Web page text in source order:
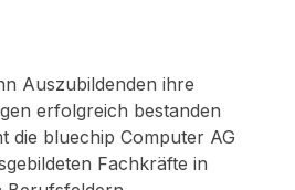
Auszubildenden ihre
erfolgreich bestanden
die bluechip Computer AG
Fachkräfte in